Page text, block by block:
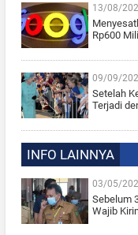
13/08/
Rp600
09/09/
Setelah
Terjadi
INFO LAINNYA
03/05/
Sebelum
Wajib